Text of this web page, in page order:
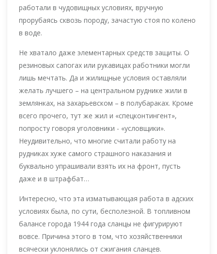
работали в чудовищных условиях, вручную
прорубаясь сквозь породу, зачастую стоя по колено
в воде.
Не хватало даже элементарных средств защиты. О
резиновых сапогах или рукавицах работники могли
лишь мечтать. Да и жилищные условия оставляли
желать лучшего – на центральном руднике жили в
землянках, на захарьевском – в полубараках. Кроме
всего прочего, тут же жил и «спецконтингент»,
попросту говоря уголовники - «условщики».
Неудивительно, что многие считали работу на
рудниках хуже самого страшного наказания и
буквально упрашивали взять их на фронт, пусть
даже и в штрафбат…
Интересно, что эта изматывающая работа в адских
условиях была, по сути, бесполезной. В топливном
балансе города 1944 года сланцы не фигурируют
вовсе. Причина этого в том, что хозяйственники
всячески уклонялись от сжигания сланцев.